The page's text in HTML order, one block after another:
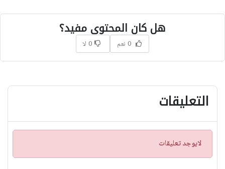
هل كان المحتوى مفيد؟
0 نعم 0 لا
التعليقات
ت
ن
لايوجد تعليقات